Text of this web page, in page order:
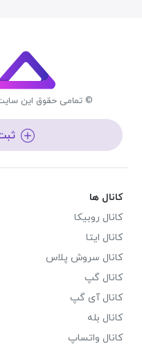
© تمامی حقوق این
کانال ها
کانال روبیکا
کانال ایتا
کانال سروش پلاس
کانال گپ
کانال آی گپ
کانال بله
کانال واتساپ